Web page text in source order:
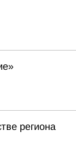
региона